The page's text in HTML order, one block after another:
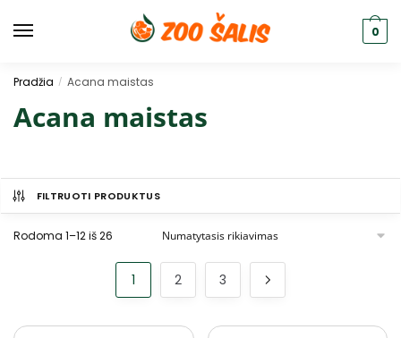
0
Pradžia / Acana maistas
Acana maistas
FILTRUOTI PRODUKTUS
Rodoma 1–12 iš 26
1 2 3